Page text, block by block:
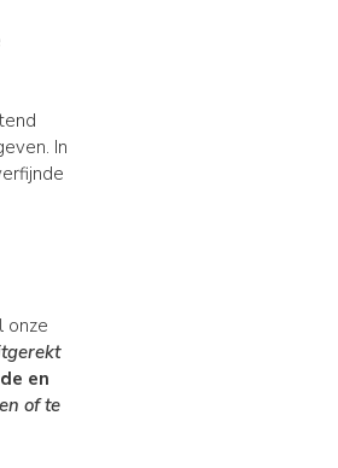
In
onze
en
of te